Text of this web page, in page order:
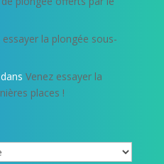
essayer la plongée sous-
dans Venez essayer la
places !